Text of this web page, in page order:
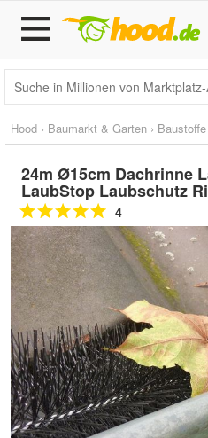
Hood › Baumarkt & Garten ›
24m Ø15cm Dachrinne
LaubStop Laubschutz
4